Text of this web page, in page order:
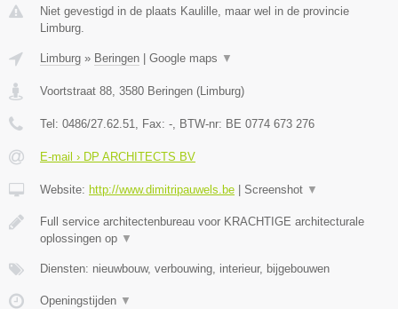
Niet gevestigd in de plaats Kaulille, maar wel in de provincie
Limburg.
Limburg » Beringen Google maps ▼
Voortstraat 88, 3580 Beringen (Limburg)
Tel: 0486/27.62.51, Fax: -, BTW-nr: BE 0774 673 276
E-mail › DP ARCHITECTS BV
Website: http://www.dimitripauwels.be Screenshot ▼
Full service architectenbureau voor KRACHTIGE architecturale
oplossingen op ▼
Diensten: nieuwbouw, verbouwing, interieur, bijgebouwen
Openingstijden ▼